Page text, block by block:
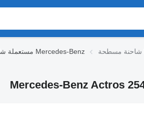
مستعملة شاحنات مسطحة Mercedes-Benz